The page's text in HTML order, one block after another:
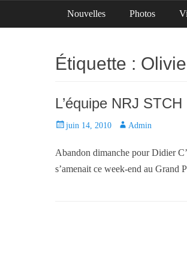
Primary Menu
Skip
Nouvelles Photos
Étiquette :
L’équipe NRJ
P
s
t
juin 14, 2010
A
t
h
Admin
Abandon dimanche pour Didier
s’amenait ce week-end au Grand